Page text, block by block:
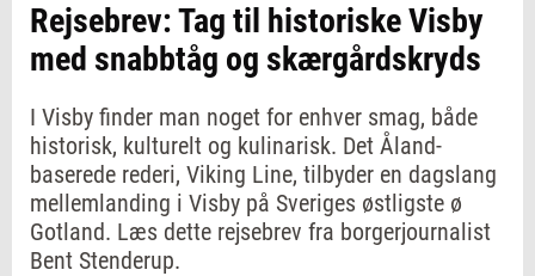
Rejsebrev: Tag til historiske Visby
med snabbtåg og skærgårdskryds
I Visby finder man noget for enhver smag, både
historisk, kulturelt og kulinarisk. Det Åland-
baserede rederi, Viking Line, tilbyder en dagslang
mellemlanding i Visby på Sveriges østligste ø
Gotland. Læs dette rejsebrev fra borgerjournalist
Bent Stenderup.